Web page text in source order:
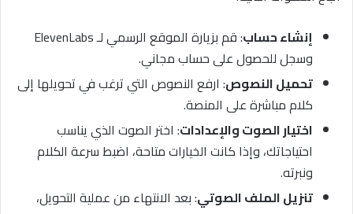
إنشاء حساب
: قم بزيارة الموقع الرسمي لـ ElevenLabs
وسجل للحصول على حساب مجاني.
تحميل النصوص: ارفع النصوص التي ترغب في تحويلها إلى
كلام مباشرة على المنصة.
اختيار الصوت والإعدادات: اختر الصوت الذي يناسب
احتياجاتك، وإذا كانت الخيارات متاحة، اضبط سرعة الكلام
ونبرته.
تنزيل الملف الصوتي: بعد الانتهاء من عملية التحويل،